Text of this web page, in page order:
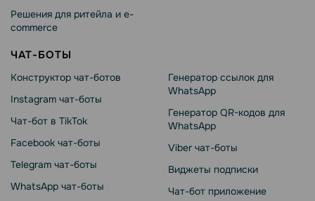
Решения для ритейла и e-
commerce
ЧАТ-БОТЫ
Конструктор чат-ботов
Instagram чат-боты
Чат-бот в TikTok
Facebook чат-боты
Telegram чат-боты
WhatsApp чат-боты
Генератор ссылок для
WhatsApp
Генератор QR-кодов для
WhatsApp
Viber чат-боты
Виджеты подписки
Чат-бот приложение